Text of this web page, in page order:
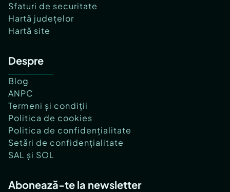
Sfaturi de securitate
Hartă județelor
Hartă site
Despre
Blog
ANPC
Termeni și condiții
Politica de cookies
Politica de confidențialitate
Setări de confidențialitate
SAL și SOL
Abonează-te la newsletter